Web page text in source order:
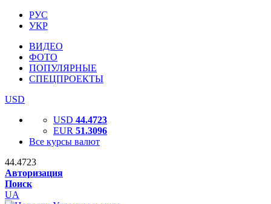
РУС
УКР
ВИДЕО
ФОТО
ПОПУЛЯРНЫЕ
СПЕЦПРОЕКТЫ
USD
USD 44.4723
EUR 51.3096
Все курсы валют
44.4723
Авторизация
Поиск
UA